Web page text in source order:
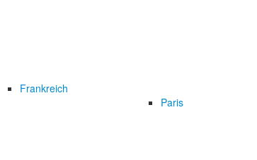
Frankreich
Paris